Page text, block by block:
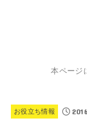
本ページ
お役立ち情報